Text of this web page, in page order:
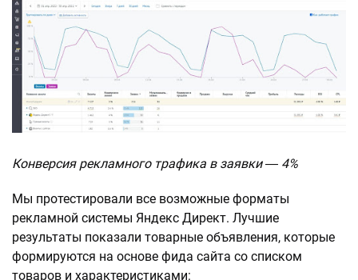
Конверсия рекламного трафика в заявки ― 4%
Мы протестировали все возможные форматы
рекламной системы Яндекс Директ. Лучшие
результаты показали товарные объявления, которые
формируются на основе фида сайта со списком
товаров и характеристиками: